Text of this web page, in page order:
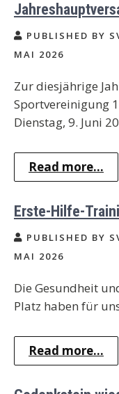
PUBLISHED BY
MAI 2026
Zur diesjährige
Sportvereinigung
Dienstag, 9. Juni
Read more...
Erste-Hilfe-
PUBLISHED BY
MAI 2026
Die Gesundheit
Platz haben für
Read more...